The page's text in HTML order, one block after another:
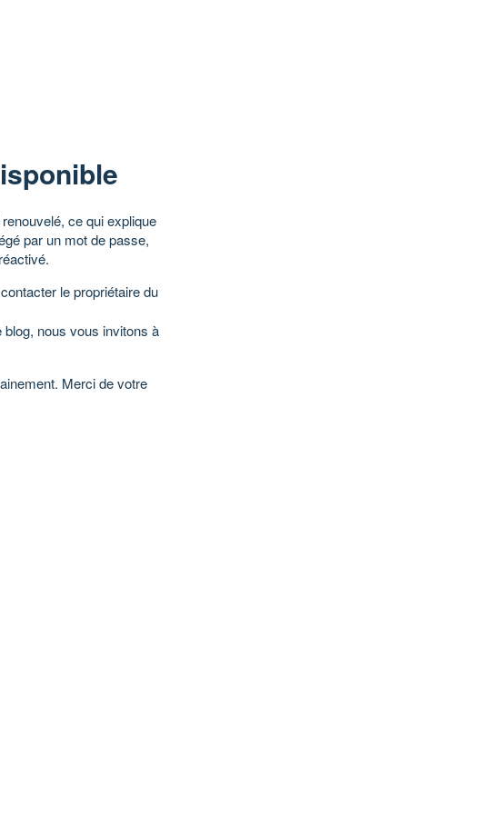
ce qui explique
par un mot de passe,
le propriétaire du
blog, nous vous invitons à
Merci de votre